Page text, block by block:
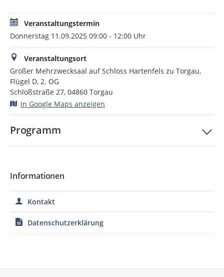
Veranstaltungstermin
Donnerstag 11.09.2025 09:00 - 12:00 Uhr
Veranstaltungsort
Großer Mehrzwecksaal auf Schloss Hartenfels zu Torgau,
Flügel D, 2. OG
Schloßstraße 27, 04860 Torgau
In Google Maps anzeigen
Programm
Informationen
Kontakt
Datenschutzerklärung